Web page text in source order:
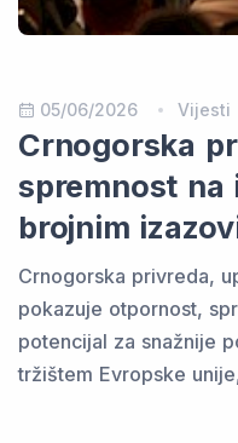
05/06/2026 Vijesti
Crnogorska
spremnost na
brojnim
Crnogorska privreda,
pokazuje otpornost,
potencijal za snažnije
tržištem Evropske